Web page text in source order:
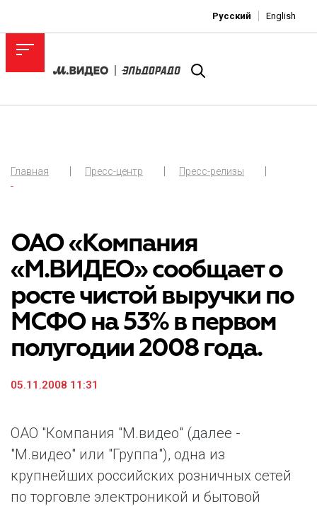
Русский English
Главная Пресс-центр
Пресс-релизы
-
ОАО «Компания
«М.ВИДЕО» сообщает о
росте чистой выручки по
МСФО на 53% в первом
полугодии 2008 года.
05.11.2008 11:31
ОАО "Компания "М.видео" (далее -
"М.видео" или "Группа"), одна из
крупнейших российских розничных сетей
по торговле электроникой и бытовой